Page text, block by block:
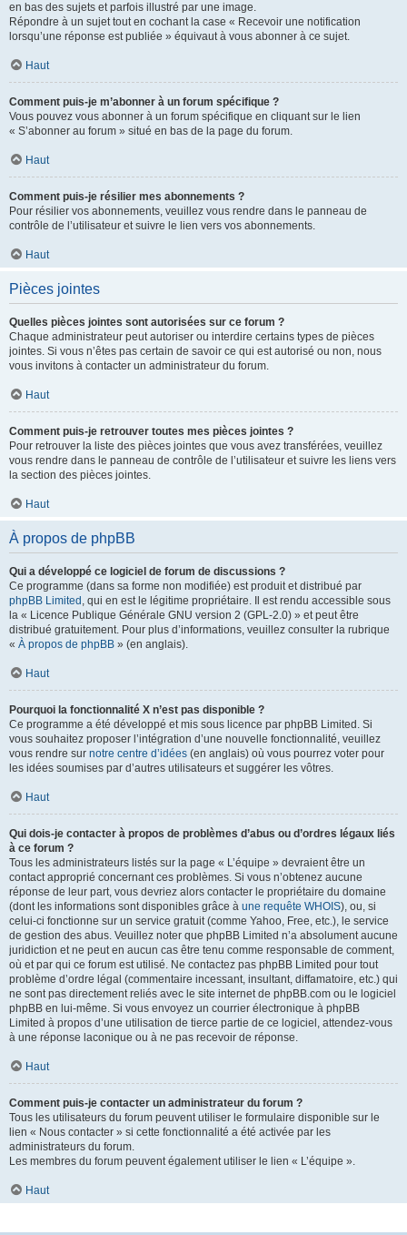
en bas des sujets et parfois illustré par une image.
Répondre à un sujet tout en cochant la case « Recevoir une notification
lorsqu’une réponse est publiée » équivaut à vous abonner à ce sujet.
Haut
Comment puis-je m’abonner à un forum spécifique ?
Vous pouvez vous abonner à un forum spécifique en cliquant sur le lien
« S’abonner au forum » situé en bas de la page du forum.
Haut
Comment puis-je résilier mes abonnements ?
Pour résilier vos abonnements, veuillez vous rendre dans le panneau de
contrôle de l’utilisateur et suivre le lien vers vos abonnements.
Haut
Pièces jointes
Quelles pièces jointes sont autorisées sur ce forum ?
Chaque administrateur peut autoriser ou interdire certains types de pièces
jointes. Si vous n’êtes pas certain de savoir ce qui est autorisé ou non, nous
vous invitons à contacter un administrateur du forum.
Haut
Comment puis-je retrouver toutes mes pièces jointes ?
Pour retrouver la liste des pièces jointes que vous avez transférées, veuillez
vous rendre dans le panneau de contrôle de l’utilisateur et suivre les liens vers
la section des pièces jointes.
Haut
À propos de phpBB
Qui a développé ce logiciel de forum de discussions ?
Ce programme (dans sa forme non modifiée) est produit et distribué par
phpBB Limited , qui en est le légitime propriétaire. Il est rendu accessible sous
la « Licence Publique Générale GNU version 2 (GPL-2.0) » et peut être
distribué gratuitement. Pour plus d’informations, veuillez consulter la rubrique
« À propos de phpBB » (en anglais).
Haut
Pourquoi la fonctionnalité X n’est pas disponible ?
Ce programme a été développé et mis sous licence par phpBB Limited. Si
vous souhaitez proposer l’intégration d’une nouvelle fonctionnalité, veuillez
vous rendre sur notre centre d’idées (en anglais) où vous pourrez voter pour
les idées soumises par d’autres utilisateurs et suggérer les vôtres.
Haut
Qui dois-je contacter à propos de problèmes d’abus ou d’ordres légaux liés
à ce forum ?
Tous les administrateurs listés sur la page « L’équipe » devraient être un
contact approprié concernant ces problèmes. Si vous n’obtenez aucune
réponse de leur part, vous devriez alors contacter le propriétaire du domaine
(dont les informations sont disponibles grâce à une requête WHOIS), ou, si
celui-ci fonctionne sur un service gratuit (comme Yahoo, Free, etc.), le service
de gestion des abus. Veuillez noter que phpBB Limited n’a absolument aucune
juridiction et ne peut en aucun cas être tenu comme responsable de comment,
où et par qui ce forum est utilisé. Ne contactez pas phpBB Limited pour tout
problème d’ordre légal (commentaire incessant, insultant, diffamatoire, etc.) qui
ne sont pas directement reliés avec le site internet de phpBB.com ou le logiciel
phpBB en lui-même. Si vous envoyez un courrier électronique à phpBB
Limited à propos d’une utilisation de tierce partie de ce logiciel, attendez-vous
à une réponse laconique ou à ne pas recevoir de réponse.
Haut
Comment puis-je contacter un administrateur du forum ?
Tous les utilisateurs du forum peuvent utiliser le formulaire disponible sur le
lien « Nous contacter » si cette fonctionnalité a été activée par les
administrateurs du forum.
Les membres du forum peuvent également utiliser le lien « L’équipe ».
Haut